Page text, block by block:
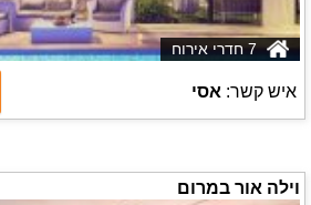
7 חדרי אירוח
איש קשר: אסי
וילה אור במרום